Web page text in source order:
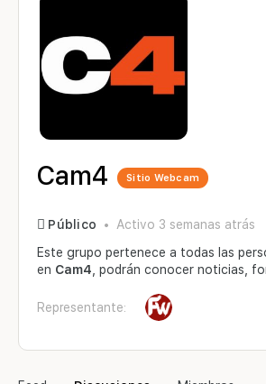
Cam4 Sitio Webcam
Público
Activo 3 semanas atrás
Este grupo pertenece a todas las
en Cam4 , podrán conocer noticias,
Representante: